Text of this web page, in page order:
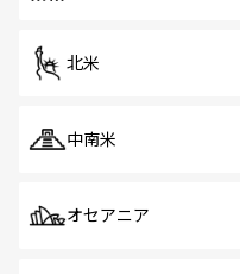
北米
中南米
オセアニア